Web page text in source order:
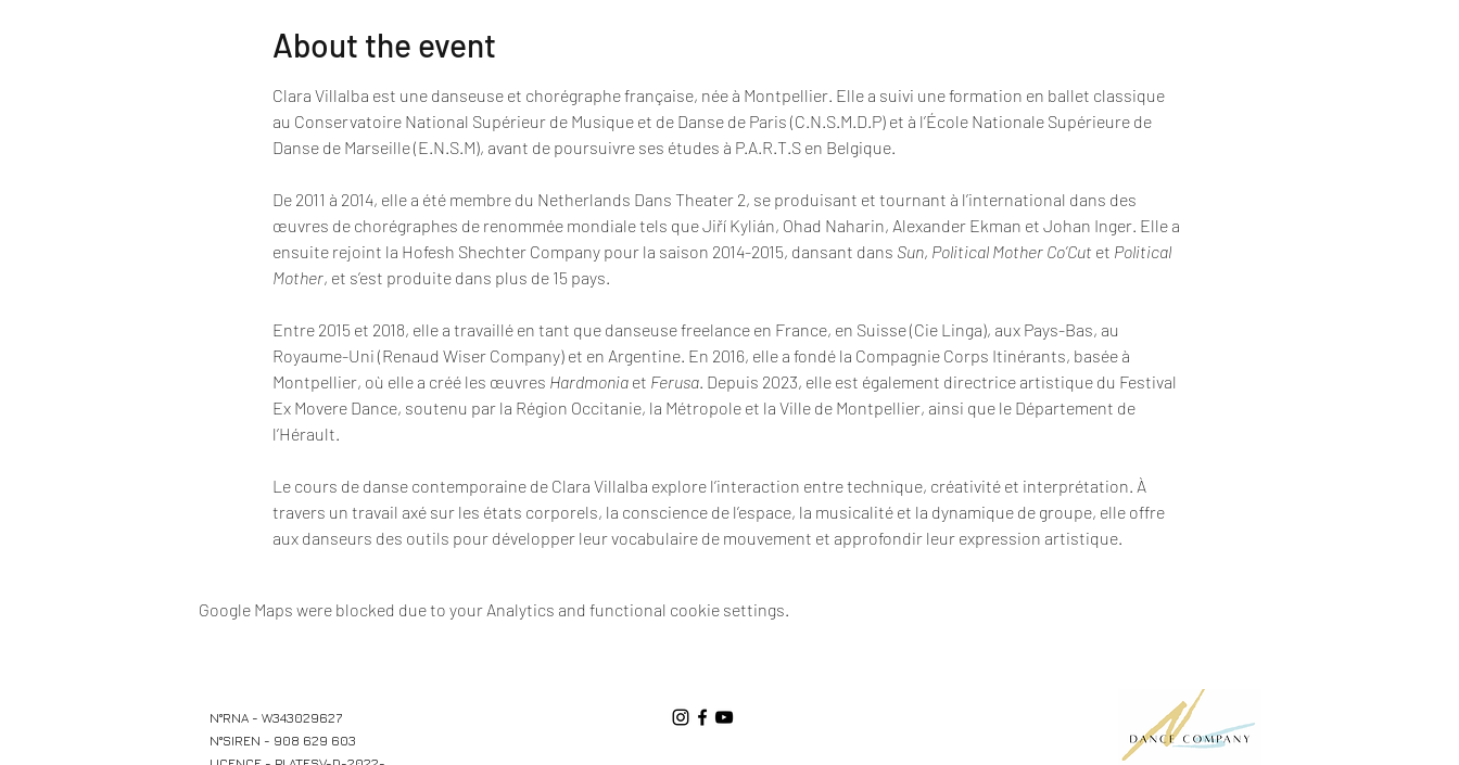
About the event
Clara Villalba est une danseuse et chorégraphe française, née à Montpellier. Elle a suivi une formation en ballet classique
au Conservatoire National Supérieur de Musique et de Danse de Paris (C.N.S.M.D.P) et à l’École Nationale Supérieure de
Danse de Marseille (E.N.S.M), avant de poursuivre ses études à P.A.R.T.S en Belgique.
De 2011 à 2014, elle a été membre du Netherlands Dans Theater 2, se produisant et tournant à l’international dans des
œuvres de chorégraphes de renommée mondiale tels que Jiří Kylián, Ohad Naharin, Alexander Ekman et Johan Inger. Elle a
ensuite rejoint la Hofesh Shechter Company pour la saison 2014-2015, dansant dans Sun, Political Mother Co’Cut et Political
Mother, et s’est produite dans plus de 15 pays.
Entre 2015 et 2018, elle a travaillé en tant que danseuse freelance en France, en Suisse (Cie Linga), aux Pays-Bas, au
Royaume-Uni (Renaud Wiser Company) et en Argentine. En 2016, elle a fondé la Compagnie Corps Itinérants, basée à
Montpellier, où elle a créé les œuvres Hardmonia et Ferusa. Depuis 2023, elle est également directrice artistique du Festival
Ex Movere Dance, soutenu par la Région Occitanie, la Métropole et la Ville de Montpellier, ainsi que le Département de
l’Hérault.
Le cours de danse contemporaine de Clara Villalba explore l’interaction entre technique, créativité et interprétation. À
travers un travail axé sur les états corporels, la conscience de l’espace, la musicalité et la dynamique de groupe, elle offre
aux danseurs des outils pour développer leur vocabulaire de mouvement et approfondir leur expression artistique.
Google Maps were blocked due to your Analytics and functional cookie settings.
N°RNA - W343029627
N°SIREN - 908 629 603